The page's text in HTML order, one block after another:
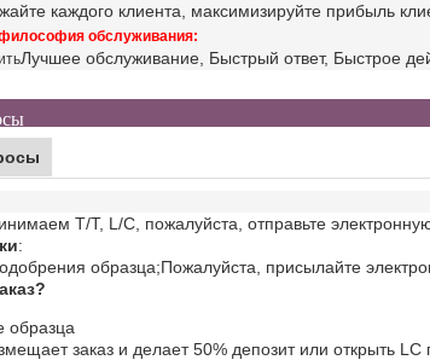
каждого клиента, максимизируйте прибыль
обслуживания:
Лучшее обслуживание, Быстрый ответ, Быстрое
T/T, L/C, пожалуйста, отправьте
:
образца;Пожалуйста, присылайте
образца
заказ и делает 50% депозит или открыть